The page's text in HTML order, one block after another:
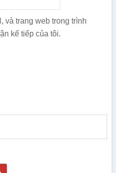
và trang web trong trình
kế tiếp của tôi.